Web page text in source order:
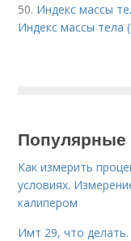
50. Индекс массы
Индекс массы
Как измерить
условиях.
калипером
Имт 29, что